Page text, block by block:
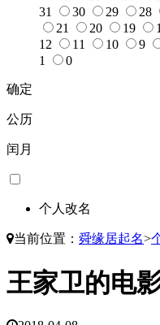
31
30 29 28
21
20 19
12
11 10 9
1
0
确定
公历
闰月
个人改名
当前位置： 舜缘居起名>
王家卫的电